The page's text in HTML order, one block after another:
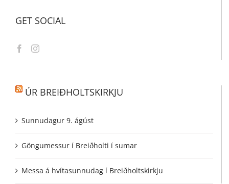
GET SOCIAL
ÚR BREIÐHOLTSKIRKJU
Sunnudagur 9. ágúst
Göngumessur í Breiðholti í sumar
Messa á hvítasunnudag í Breiðholtskirkju